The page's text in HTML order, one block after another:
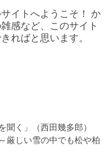
イトへようこそ！ か
感など、このサイト
ればと思います。
聞く」（西田幾多郎）
厳しい雪の中でも松や柏